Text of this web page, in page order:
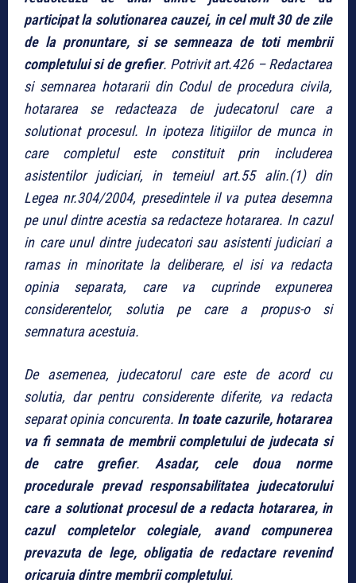
participat la solutionarea cauzei, in cel mult 30 de zile
de la pronuntare, si se semneaza de toti membrii
completului si de grefier. Potrivit art.426 – Redactarea
si semnarea hotararii din Codul de procedura civila,
hotararea se redacteaza de judecatorul care a
solutionat procesul. In ipoteza litigiilor de munca in
care completul este constituit prin includerea
asistentilor judiciari, in temeiul art.55 alin.(1) din
Legea nr.304/2004, presedintele il va putea desemna
pe unul dintre acestia sa redacteze hotararea. In cazul
in care unul dintre judecatori sau asistenti judiciari a
ramas in minoritate la deliberare, el isi va redacta
opinia separata, care va cuprinde expunerea
considerentelor, solutia pe care a propus-o si
semnatura acestuia.
De asemenea, judecatorul care este de acord cu
solutia, dar pentru considerente diferite, va redacta
separat opinia concurenta. In toate cazurile, hotararea
va fi semnata de membrii completului de judecata si
de catre grefier. Asadar, cele doua norme
procedurale prevad responsabilitatea judecatorului
care a solutionat procesul de a redacta hotararea, in
cazul completelor colegiale, avand compunerea
prevazuta de lege, obligatia de redactare revenind
oricaruia dintre membrii completului.